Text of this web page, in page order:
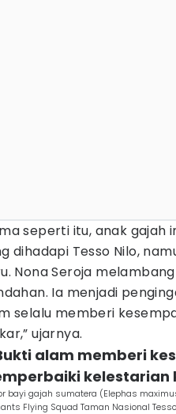
seperti itu, anak
dihadapi Tesso Nilo,
Nona Seroja
Ia menjadi
selalu memberi
ujarnya.
alam memberi
kelestarian
bayi gajah sumatera (Elephas
Flying Squad Taman Nasional